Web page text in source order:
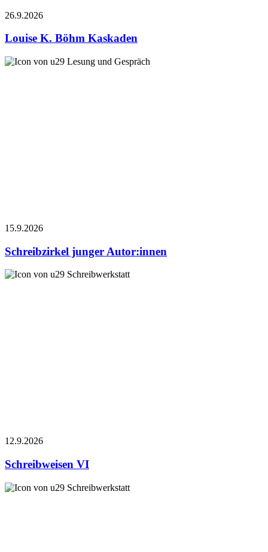
26.9.2026
Louise K. Böhm Kaskaden
Lesung und Gespräch
15.9.2026
Schreibzirkel junger Autor:innen
Schreibwerkstatt
12.9.2026
Schreibweisen VI
Schreibwerkstatt